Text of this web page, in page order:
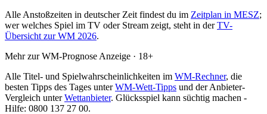
Alle Anstoßzeiten in deutscher Zeit findest du im Zeitplan in MESZ;
wer welches Spiel im TV oder Stream zeigt, steht in derTV-
Übersicht zur WM 2026.
Mehr zur WM-Prognose Anzeige · 18+
Alle Titel- und Spielwahrscheinlichkeiten im WM-Rechner, die
besten Tipps des Tages unterWM-Wett-Tipps und der Anbieter-
Vergleich unterWettanbieter. Glücksspiel kann süchtig machen -
Hilfe: 0800 137 27 00.